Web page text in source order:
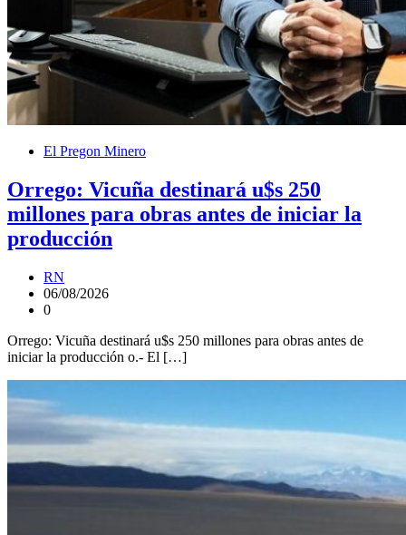
El Pregon Minero
Orrego: Vicuña destinará u$s 250
millones para obras antes de iniciar la
producción
RN
06/08/2026
0
Orrego: Vicuña destinará u$s 250 millones para obras antes de
iniciar la producción o.- El […]